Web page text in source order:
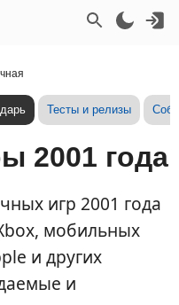
Тесты и релизы
2001 года
игр 2001 года
мобильных
и других
и